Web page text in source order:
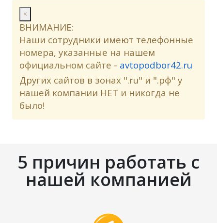
×
ВНИМАНИЕ:
Наши сотрудники имеют телефонные
номера, указанные на нашем
официальном сайте - avtopodbor42.ru
Других сайтов в зонах ".ru" и ".рф" у
нашей компании НЕТ и никогда не
было!
5 причин работать с
нашей компанией